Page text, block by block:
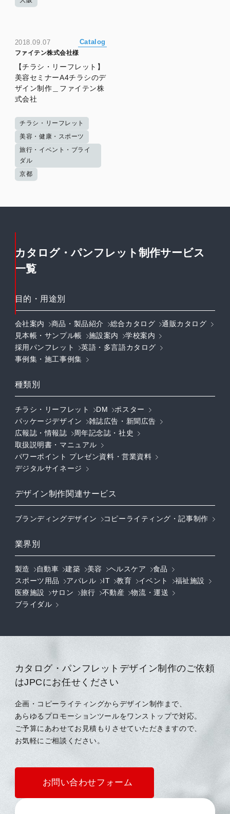
2018.09.07 Catalog
ファイテン株式会社様
【チラシ・リーフレット】
美容セミナーA4チラシのデ
ザイン制作＿ファイテン株
式会社
チラシ・リーフレット
美容・健康・スポーツ
旅行・イベント・ブライ
ダル
京都
カタログ・パンフレット制作サービス
一覧
目的・用途別
会社案内 商品・製品紹介 総合カタログ
通販カタログ
見本帳・サンプル帳
施設案内
学校案内
採用パンフレット
英語・多言語カタログ
事例集・施工事例集
種類別
チラシ・リーフレット DM
ポスター
パッケージデザイン
雑誌広告・新聞広告
広報誌・情報誌
周年記念誌・社史
取扱説明書・マニュアル
パワーポイント プレゼン資料・営業資料
デジタルサイネージ
デザイン制作関連サービス
ブランディングデザイン コピーライティング・記事制作
業界別
製造 自動車 建築 美容 ヘルスケア
食品
スポーツ用品
アパレル IT 教育 イベント
福祉施設
医療施設
サロン 旅行 不動産
物流・運送
ブライダル
カタログ・パンフレットデザイン制作のご依頼
はJPCにお任せください
企画・コピーライティングからデザイン制作まで、
あらゆるプロモーションツールをワンストップで対応。
ご予算にあわせてお見積もりさせていただきますので、
お気軽にご相談ください。
お問い合わせフォーム